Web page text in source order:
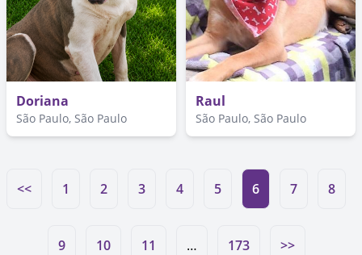
Doriana
São Paulo, São Paulo
Raul
São Paulo, São Paulo
<< 1 2 3 4 5 6 7 8
9 10 11 … 173 >>